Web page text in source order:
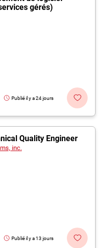
gérés)
Publié il y a 24 jours
Quality Engineer
inc.
Publié il y a 13 jours